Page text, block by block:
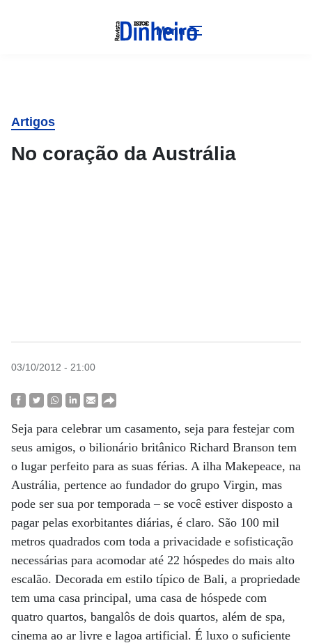
Menu
Artigos
No coração da Austrália
03/10/2012 - 21:00
Seja para celebrar um casamento, seja para festejar com
seus amigos, o bilionário britânico Richard Branson tem
o lugar perfeito para as suas férias. A ilha Makepeace, na
Austrália, pertence ao fundador do grupo Virgin, mas
pode ser sua por temporada – se você estiver disposto a
pagar pelas exorbitantes diárias, é claro. São 100 mil
metros quadrados com toda a privacidade e sofisticação
necessárias para acomodar até 22 hóspedes do mais alto
escalão. Decorada em estilo típico de Bali, a propriedade
tem uma casa principal, uma casa de hóspede com
quatro quartos, bangalôs de dois quartos, além de spa,
cinema ao ar livre e lagoa artificial. É luxo o suficiente